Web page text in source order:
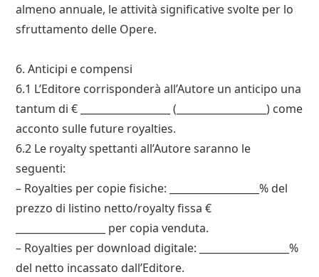
almeno annuale, le attività significative svolte per lo
sfruttamento delle Opere.
6. Anticipi e compensi
6.1 L’Editore corrisponderà all’Autore un anticipo una
tantum di € __________________ (__________________) come
acconto sulle future royalties.
6.2 Le royalty spettanti all’Autore saranno le
seguenti:
– Royalties per copie fisiche: __________________% del
prezzo di listino netto/royalty fissa €
__________________ per copia venduta.
– Royalties per download digitale: __________________%
del netto incassato dall’Editore.